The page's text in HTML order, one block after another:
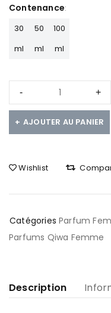
sur
Contenance
30
ml
50
ml
100
ml
AJOUTER AU PANIER
Wishlist
Catégories Parfum
Parfums Qiwa Femme
Description